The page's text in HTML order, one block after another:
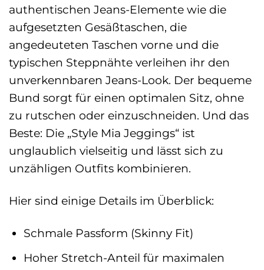
authentischen Jeans-Elemente wie die
aufgesetzten Gesäßtaschen, die
angedeuteten Taschen vorne und die
typischen Steppnähte verleihen ihr den
unverkennbaren Jeans-Look. Der bequeme
Bund sorgt für einen optimalen Sitz, ohne
zu rutschen oder einzuschneiden. Und das
Beste: Die „Style Mia Jeggings“ ist
unglaublich vielseitig und lässt sich zu
unzähligen Outfits kombinieren.
Hier sind einige Details im Überblick:
Schmale Passform (Skinny Fit)
Hoher Stretch-Anteil für maximalen